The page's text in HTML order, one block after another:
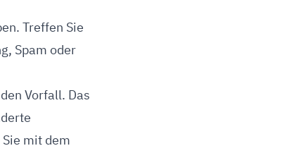
Treffen Sie
Spam oder
Vorfall. Das
mit dem